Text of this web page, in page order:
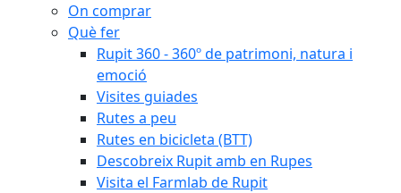
On comprar
Què fer
Rupit 360 - 360º de patrimoni, natura i
emoció
Visites guiades
Rutes a peu
Rutes en bicicleta (BTT)
Descobreix Rupit amb en Rupes
Visita el Farmlab de Rupit